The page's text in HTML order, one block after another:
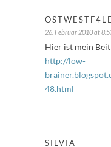
OSTWESTF4LE
26. Februar 2010 at
Hier ist mein
http://low-
48.html
SILVIA